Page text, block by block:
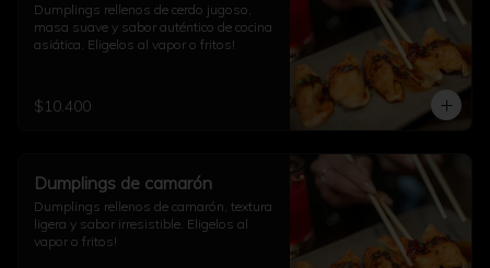
Dumplings rellenos de cerdo jugoso,
masa suave y sabor auténtico de cocina
asiática. Eligelos al vapor o fritos!
$10.400
Dumplings de camarón
Dumplings rellenos de camarón, textura
ligera y sabor irresistible. Eligelos al
vapor o fritos!